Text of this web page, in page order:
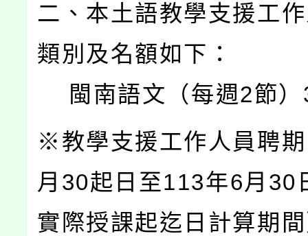
二、本土語教學支援工
類別及名額如下：
閩南語文（每週2節）
※教學支援工作人員聘
月30起日至113年6月30
實際授課起迄日計算期